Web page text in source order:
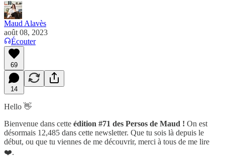
Maud Alavès
août 08, 2023
Écouter
69
14
Hello 👋
Bienvenue dans cette édition #71 des Persos de Maud ! On est
désormais 12,485 dans cette newsletter. Que tu sois là depuis le
début, ou que tu viennes de me découvrir, merci à tous de me lire
❤️.